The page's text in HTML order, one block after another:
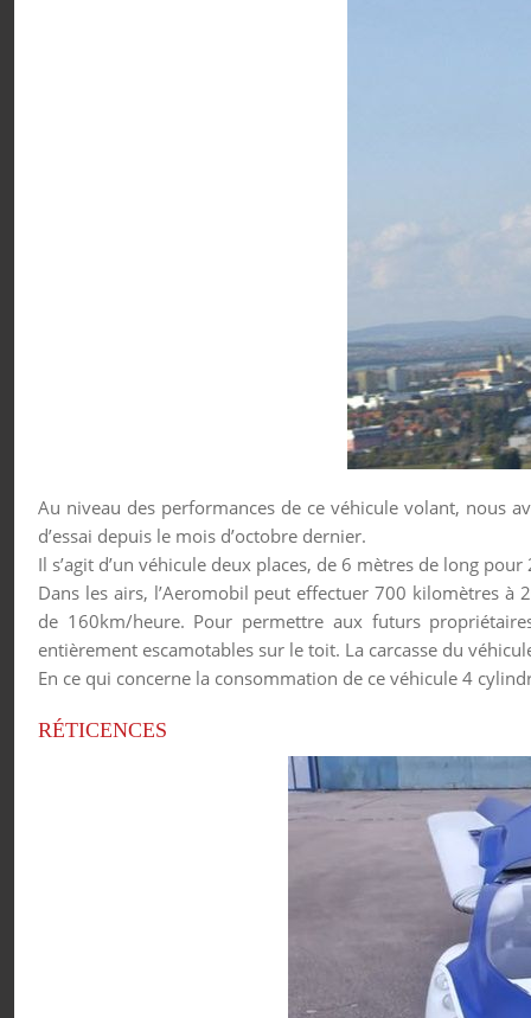
Au niveau des performances de ce véhicule volant, nous
d’essai depuis le mois d’octobre dernier.
Il s’agit d’un véhicule deux places, de 6 mètres de long
Dans les airs, l’Aeromobil peut effectuer 700 kilomètres
de 160km/heure. Pour permettre aux futurs
entièrement escamotables sur le toit. La carcasse du
En ce qui concerne la consommation de ce véhicule 4
RÉTICENCES